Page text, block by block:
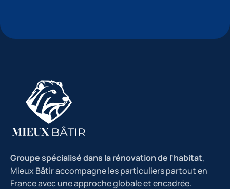
Groupe spécialisé dans la rénovation de l’habitat,
Mieux Bâtir accompagne les particuliers partout en
France avec une approche globale et encadrée.